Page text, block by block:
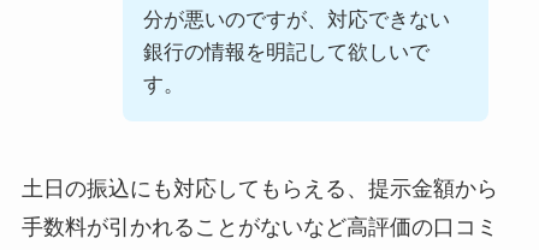
分が悪いのですが、対応できない
銀行の情報を明記して欲しいで
す。
土日の振込にも対応してもらえる、提示金額から
手数料が引かれることがないなど高評価の口コミ